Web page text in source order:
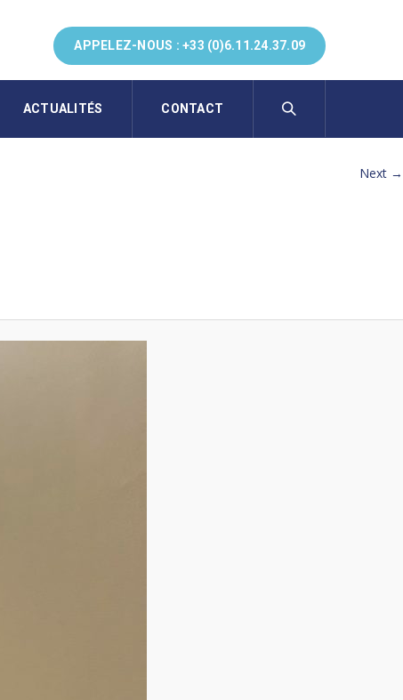
APPELEZ-NOUS : +33 (0)6.11.24.37.09
ACTUALITÉS CONTACT
Next →